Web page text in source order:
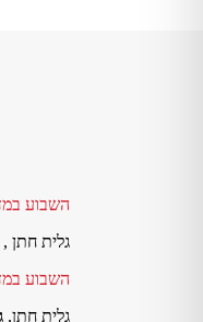
השבוע
גלית חתן ,
השבוע
גלית חתן,